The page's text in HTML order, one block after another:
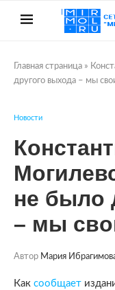
Главная страница »
другого выхода – мы
Новости
не было
– мы
Автор Мария
Как сообщает